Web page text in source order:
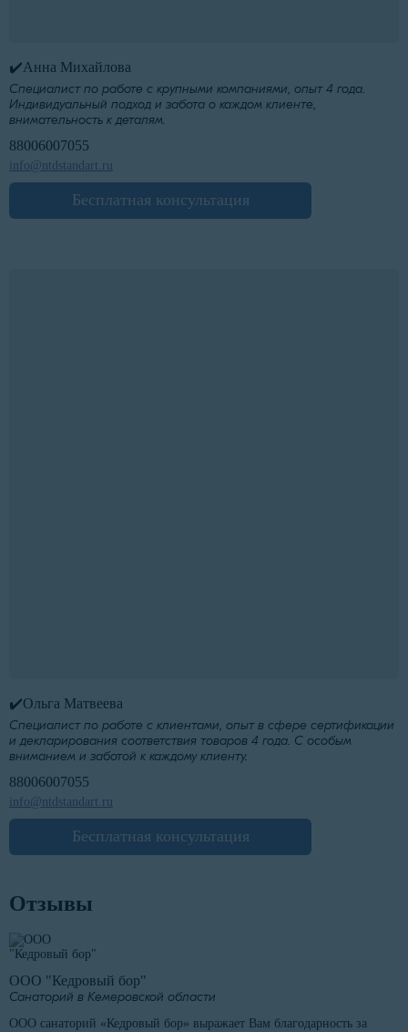
✔️Анна Михайлова
Специалист по работе с крупными компаниями, опыт 4 года.
Индивидуальный подход и забота о каждом клиенте,
внимательность к деталям.
88006007055
info@ntdstandart.ru
Бесплатная консультация
✔️Ольга Матвеева
Специалист по работе с клиентами, опыт в сфере сертификации
и декларирования соответствия товаров 4 года. С особым
вниманием и заботой к каждому клиенту.
88006007055
info@ntdstandart.ru
Бесплатная консультация
Отзывы
ООО "Кедровый бор"
Санаторий в Кемеровской области
ООО санаторий «Кедровый бор» выражает Вам благодарность за